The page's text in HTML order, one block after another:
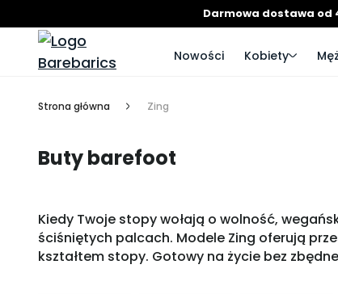
Darmowa dostawa od
Nowości Kobiety
Strona główna Zing
Buty barefoot
Kiedy Twoje stopy wołają o wolność,
ściśniętych palcach. Modele Zing oferują
kształtem stopy. Gotowy na życie bez